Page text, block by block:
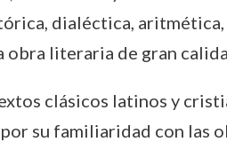
dialéctica,
literaria de gran
clásicos latinos y
su familiaridad con las